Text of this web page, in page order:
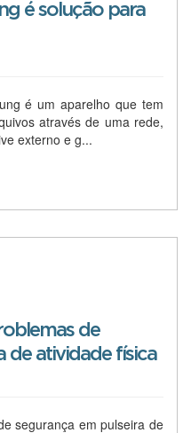
é solução para
é um aparelho que tem
através de uma rede,
externo e g...
de
de atividade física
segurança em pulseira de